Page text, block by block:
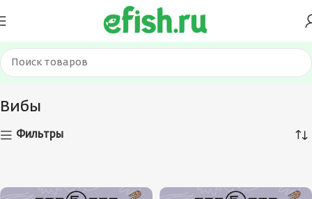
Главная Приманки Вибы Страница 36
Вибы
Фильтры